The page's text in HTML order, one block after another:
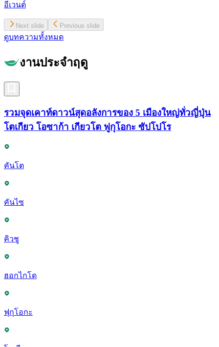
อีเวนต์
Next slide Previous slide
ดูบทความทั้งหมด
งานประจำฤดู
รวมจุดเคาท์ดาวน์สุดอลังการของ 5 เมืองใหญ่ทั่วญี่ปุ่น
โตเกียว โอซาก้า เกียวโต ฟูกุโอกะ ซัปโปโร
คันโต
คันไซ
คิวชู
ฮอกไกโด
ฟุกุโอกะ